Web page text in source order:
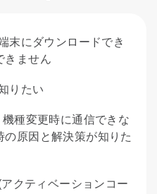
末にダウンロードでき
きません
りたい
種変更時に通信できな
原因と解決策が知りた
クティベーションコー